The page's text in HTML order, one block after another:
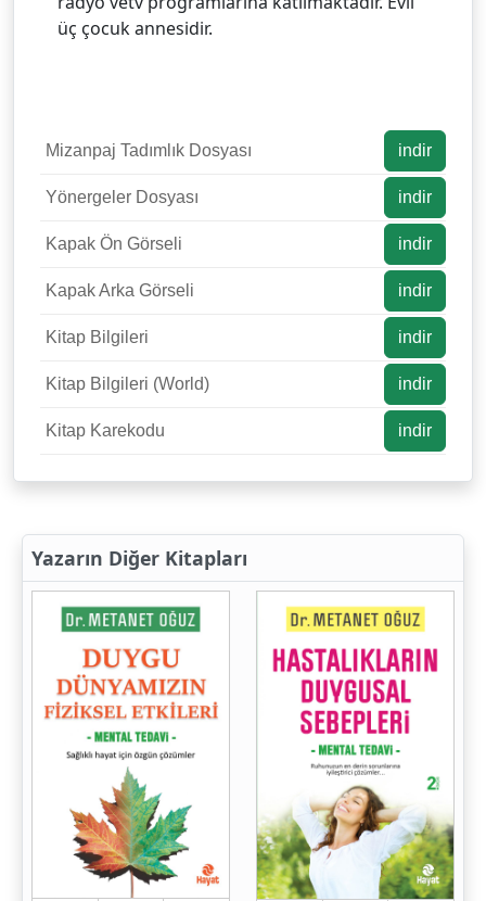
üç çocuk annesidir.
Mizanpaj Tadımlık Dosyası indir
Yönergeler Dosyası indir
Kapak Ön Görseli indir
Kapak Arka Görseli indir
Kitap Bilgileri indir
Kitap Bilgileri (World) indir
Kitap Karekodu indir
Yazarın Diğer Kitapları